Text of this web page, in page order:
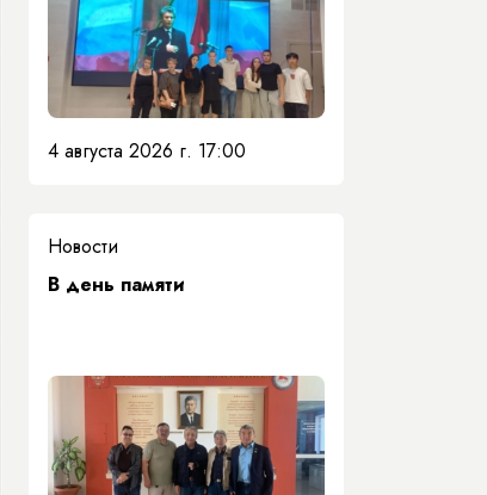
4 августа 2026 г. 17:00
Новости
​В день памяти